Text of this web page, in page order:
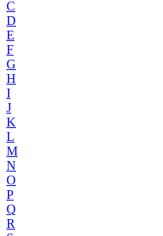
C
D
E
F
G
H
I
J
K
L
M
N
O
P
Q
R